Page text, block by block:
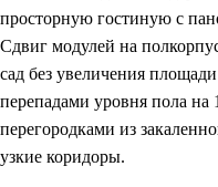
просторную гостиную с
Сдвиг модулей на
сад без увеличения
перепадами уровня пола
перегородками из
узкие коридоры.